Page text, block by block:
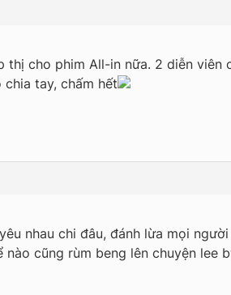
cho phim All-in nữa. 2 diễn viên
tay, chấm hết
nhau chi đâu, đánh lừa mọi
cũng rùm beng lên chuyện lee